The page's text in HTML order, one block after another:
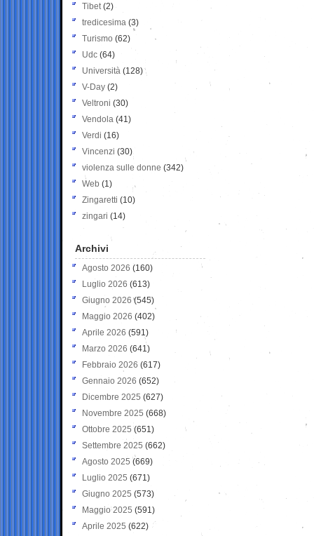
Tibet(2)
tredicesima (3)
Turismo (62)
Udc (64)
Università (128)
V-Day (2)
Veltroni (30)
Vendola (41)
Verdi (16)
Vincenzi (30)
violenza sulle donne (342)
Web (1)
Zingaretti (10)
zingari (14)
Archivi
Agosto 2026 (160)
Luglio 2026 (613)
Giugno 2026 (545)
Maggio 2026 (402)
Aprile 2026 (591)
Marzo 2026 (641)
Febbraio 2026 (617)
Gennaio 2026 (652)
Dicembre 2025 (627)
Novembre 2025 (668)
Ottobre 2025 (651)
Settembre 2025 (662)
Agosto 2025 (669)
Luglio 2025 (671)
Giugno 2025 (573)
Maggio 2025 (591)
Aprile 2025 (622)